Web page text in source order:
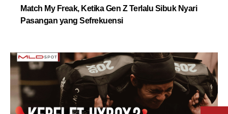
Match My Freak, Ketika Gen Z Terlalu Sibuk Nyari
Pasangan yang Sefrekuensi